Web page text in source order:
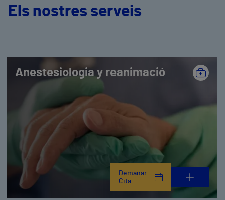
Els nostres serveis
Anestesiologia y reanimació
Demanar
Cita